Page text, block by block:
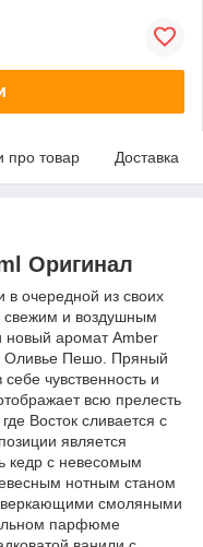
про товар Доставка
Оригинал
очередной из своих
свежим и воздушным
аромат Amber
Оливье Пешо. Пряный
чувственность и
всю прелесть
Восток сливается с
является
кедр с невесомым
нотным станом
смоляными
парфюме